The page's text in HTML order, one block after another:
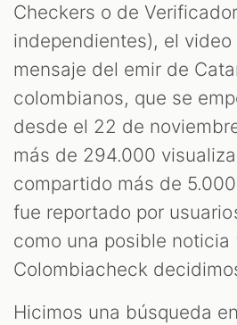
Checkers o de
independientes), el
mensaje del emir de
colombianos, que se
desde el 22 de
más de 294.000
compartido más de
fue reportado por
como una posible noticia
Colombiacheck
Hicimos una búsqueda en